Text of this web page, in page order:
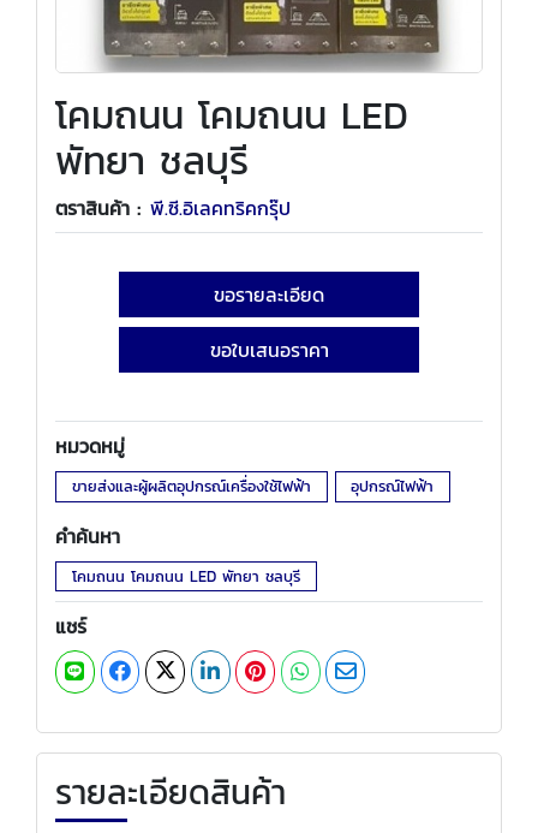
โคมถนน โคมถนน LED
พัทยา ชลบุรี
ตราสินค้า : พี.ซี.อิเลคทริคกรุ๊ป
ขอรายละเอียด
ขอใบเสนอราคา
หมวดหมู่
ขายส่งและผู้ผลิตอุปกรณ์เครื่องใช้ไฟฟ้า อุปกรณ์ไฟฟ้า
คำค้นหา
โคมถนน โคมถนน LED พัทยา ชลบุรี
แชร์
รายละเอียดสินค้า